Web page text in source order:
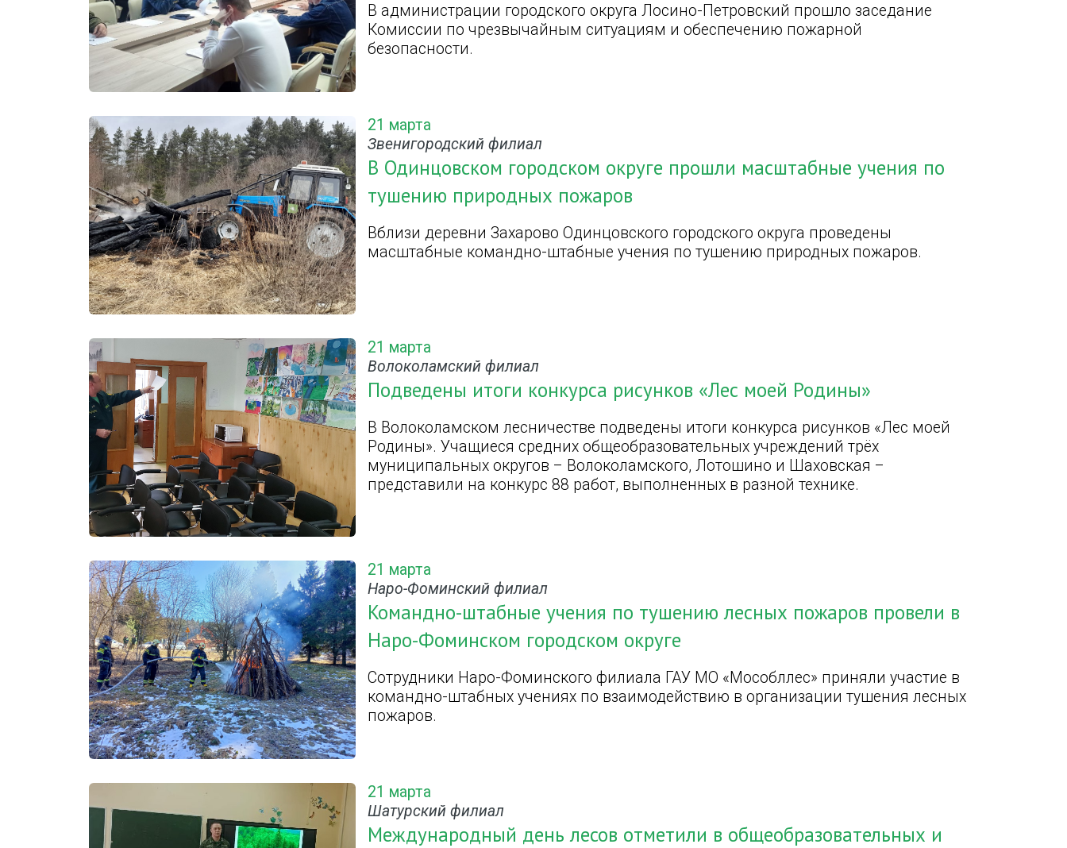
В администрации городского округа Лосино-Петровский прошло заседание
Комиссии по чрезвычайным ситуациям и обеспечению пожарной
безопасности.
21 марта
Звенигородский филиал
В Одинцовском городском округе прошли масштабные учения по
тушению природных пожаров
Вблизи деревни Захарово Одинцовского городского округа проведены
масштабные командно-штабные учения по тушению природных пожаров.
21 марта
Волоколамский филиал
Подведены итоги конкурса рисунков «Лес моей Родины»
В Волоколамском лесничестве подведены итоги конкурса рисунков «Лес моей
Родины». Учащиеся средних общеобразовательных учреждений трёх
муниципальных округов – Волоколамского, Лотошино и Шаховская –
представили на конкурс 88 работ, выполненных в разной технике.
21 марта
Наро-Фоминский филиал
Командно-штабные учения по тушению лесных пожаров провели в
Наро-Фоминском городском округе
Сотрудники Наро-Фоминского филиала ГАУ МО «Мособллес» приняли участие в
командно-штабных учениях по взаимодействию в организации тушения лесных
пожаров.
21 марта
Шатурский филиал
Международный день лесов отметили в общеобразовательных и